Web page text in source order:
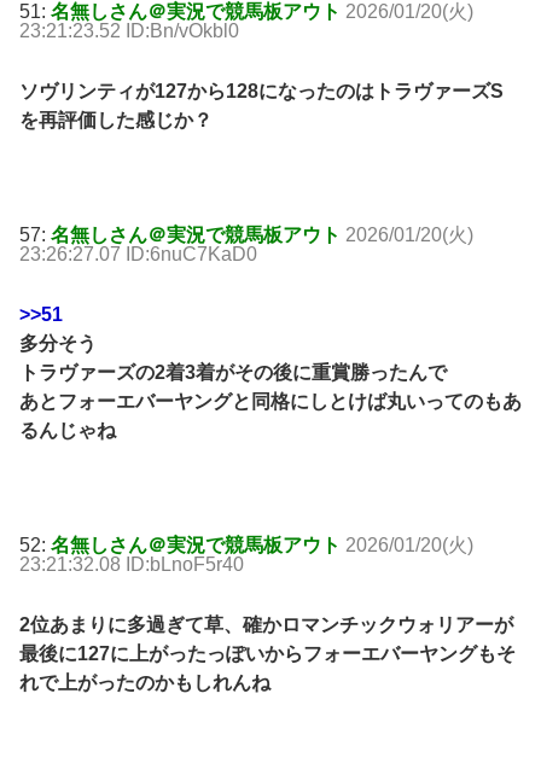
51: 名無しさん＠実況で競馬板アウト 2026/01/20(火)
23:21:23.52 ID:Bn/vOkbl0
ソヴリンティが127から128になったのはトラヴァーズS
を再評価した感じか？
57: 名無しさん＠実況で競馬板アウト 2026/01/20(火)
23:26:27.07 ID:6nuC7KaD0
>>51
多分そう
トラヴァーズの2着3着がその後に重賞勝ったんで
あとフォーエバーヤングと同格にしとけば丸いってのもあ
るんじゃね
52: 名無しさん＠実況で競馬板アウト 2026/01/20(火)
23:21:32.08 ID:bLnoF5r40
2位あまりに多過ぎて草、確かロマンチックウォリアーが
最後に127に上がったっぽいからフォーエバーヤングもそ
れで上がったのかもしれんね